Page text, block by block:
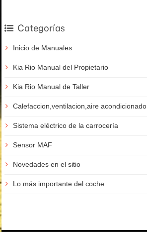
Categorías
Inicio de Manuales
Kia Rio Manual del Propietario
Kia Rio Manual de Taller
Calefaccion,ventilacion,aire acondicionado
Sistema eléctrico de la carrocería
Sensor MAF
Novedades en el sitio
Lo más importante del coche